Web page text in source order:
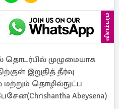
விளம்பரம்
தொடர்பில் முழுமையாக
இறுதித் தீர்வு
மற்றும் தொழில்நுட்ப
Abeysena)